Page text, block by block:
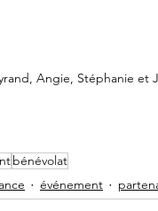
Angie, Stéphanie et
bénévolat
événement